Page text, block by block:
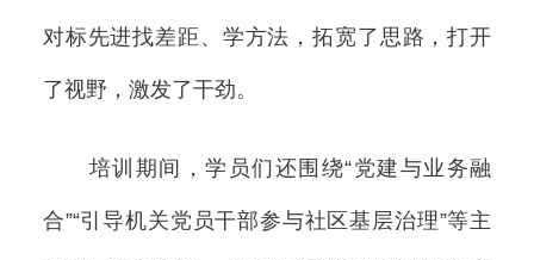
对标先进找差距、学方法，拓宽了思路，打开
了视野，激发了干劲。
培训期间，学员们还围绕“党建与业务融
合”“引导机关党员干部参与社区基层治理”等主